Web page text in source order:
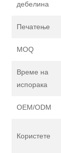
дебелина
Печатење
MOQ
Време на
испорака
OEM/ODM
Користете